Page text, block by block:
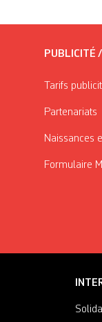
PUBLICITÉ
Tarifs
Partenariats
Naissances
Formulaire